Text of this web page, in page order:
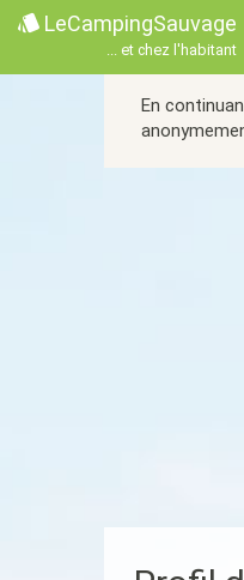
LeCampingSauvage
... et chez l'habitant
En